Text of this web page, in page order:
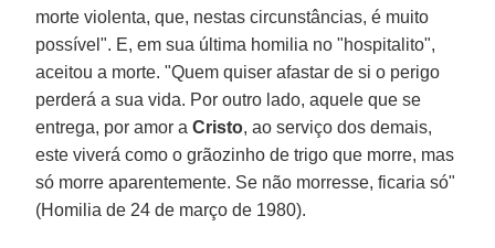
morte violenta, que, nestas circunstâncias, é muito
possível". E, em sua última homilia no "hospitalito",
aceitou a morte. "Quem quiser afastar de si o perigo
perderá a sua vida. Por outro lado, aquele que se
entrega, por amor aCristo, ao serviço dos demais,
este viverá como o grãozinho de trigo que morre, mas
só morre aparentemente. Se não morresse, ficaria só"
(Homilia de 24 de março de 1980).